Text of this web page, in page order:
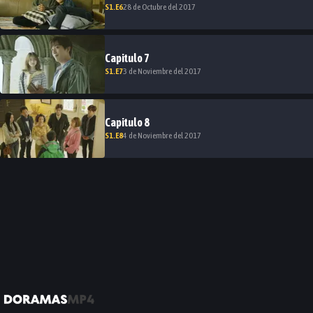
S1 .E628 de Octubre del 2017
Capitulo7
S1 .E73 de Noviembre del 2017
Capitulo8
S1 .E84 de Noviembre del 2017